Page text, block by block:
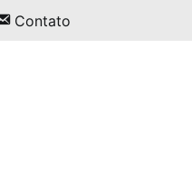
Contato